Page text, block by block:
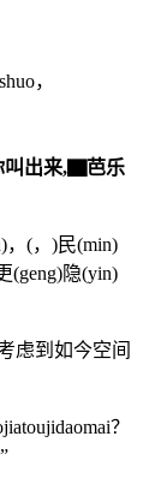
，
叫出来,▇芭乐
，(，)民(min)
(geng)隐(yin)
虑到如今空间
？